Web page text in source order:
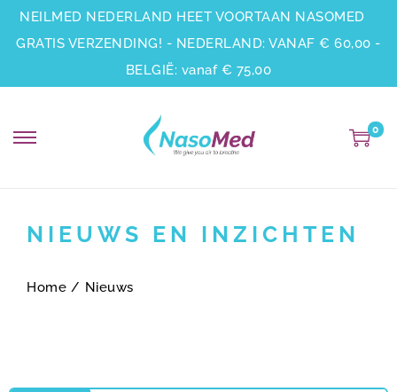
NEILMED NEDERLAND HEET VOORTAAN NASOMED
GRATIS VERZENDING! - NEDERLAND: VANAF € 60,00 -
BELGIË: vanaf € 75,00
0
NIEUWS EN INZICHTEN
Home / Nieuws